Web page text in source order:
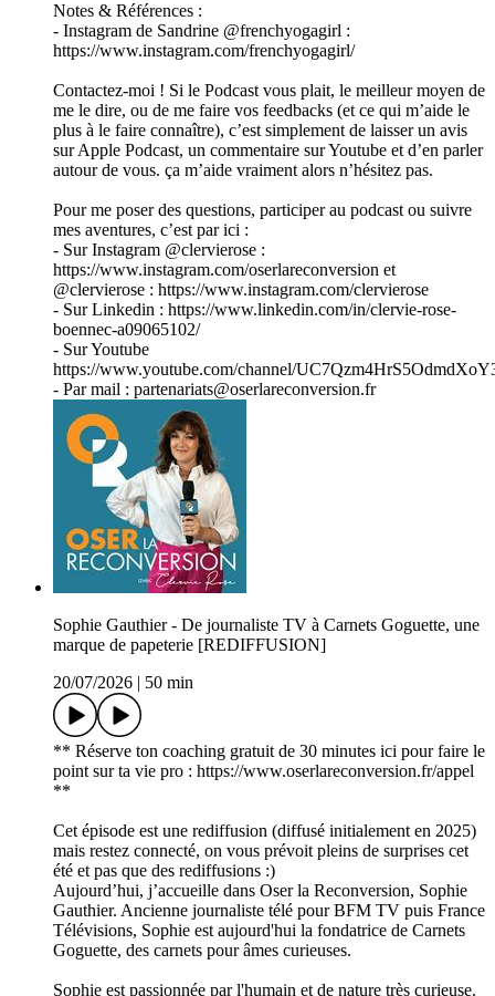
Notes & Références :
- Instagram de Sandrine @frenchyogagirl :
https://www.instagram.com/frenchyogagirl/
Contactez-moi ! Si le Podcast vous plait, le meilleur moyen de
me le dire, ou de me faire vos feedbacks (et ce qui m’aide le
plus à le faire connaître), c’est simplement de laisser un avis
sur Apple Podcast, un commentaire sur Youtube et d’en parler
autour de vous. ça m’aide vraiment alors n’hésitez pas.
Pour me poser des questions, participer au podcast ou suivre
mes aventures, c’est par ici :
- Sur Instagram @clervierose :
https://www.instagram.com/oserlareconversion et
@clervierose : https://www.instagram.com/clervierose
- Sur Linkedin : https://www.linkedin.com/in/clervie-rose-
boennec-a09065102/
- Sur Youtube
https://www.youtube.com/channel/
- Par mail : partenariats@oserlareconversion.fr
Sophie Gauthier - De journaliste TV à Carnets Goguette, une
marque de papeterie [REDIFFUSION]
20/07/2026
50 min
** Réserve ton coaching gratuit de 30 minutes ici pour faire le
point sur ta vie pro : https://www.oserlareconversion.fr/appel
**
Cet épisode est une rediffusion (diffusé initialement en 2025)
mais restez connecté, on vous prévoit pleins de surprises cet
été et pas que des rediffusions :)
Aujourd’hui, j’accueille dans Oser la Reconversion, Sophie
Gauthier. Ancienne journaliste télé pour BFM TV puis France
Télévisions, Sophie est aujourd'hui la fondatrice de Carnets
Goguette, des carnets pour âmes curieuses.
Sophie est passionnée par l'humain et de nature très curieuse.